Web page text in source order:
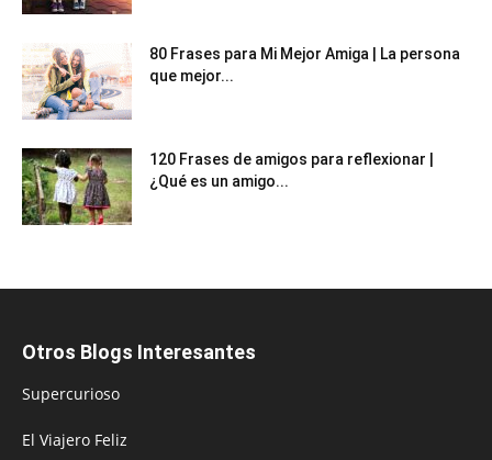
80 Frases para Mi Mejor Amiga | La persona
que mejor...
120 Frases de amigos para reflexionar |
¿Qué es un amigo...
Otros Blogs Interesantes
Supercurioso
El Viajero Feliz